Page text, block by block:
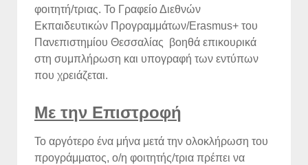
φοιτητή/τριας. Το Γραφείο Διεθνών
Εκπαιδευτικών Προγραμμάτων/Erasmus+ του
Πανεπιστημίου Θεσσαλίας βοηθά επικουρικά
στη συμπλήρωση και υπογραφή των εντύπων
που χρειάζεται.
Με την Επιστροφή
Το αργότερο ένα μήνα μετά την ολοκλήρωση του
προγράμματος, ο/η φοιτητής/τρια πρέπει να